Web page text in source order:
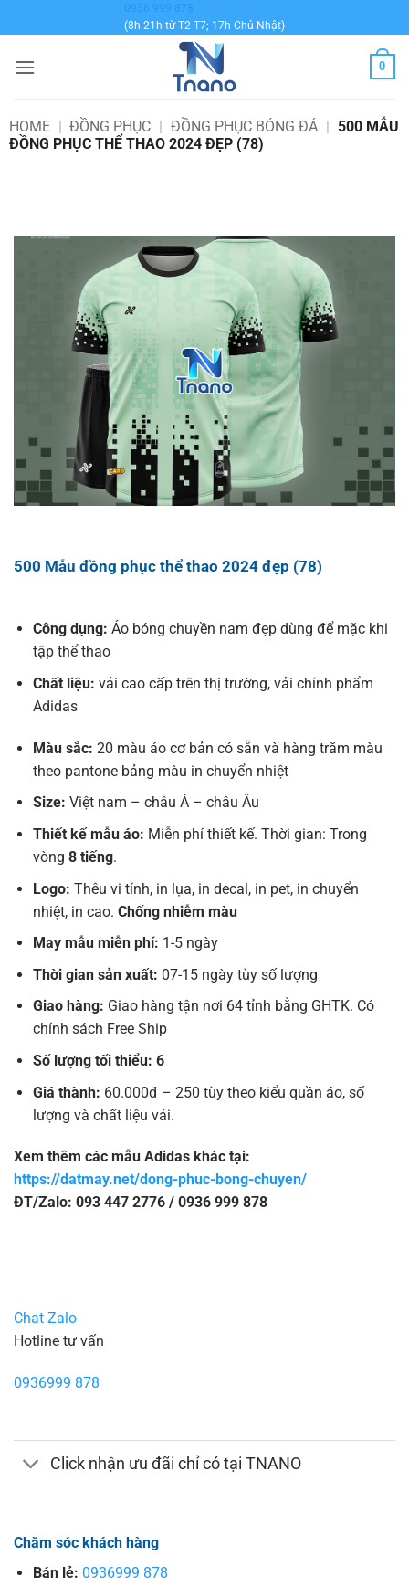
qua
dung
0936 999 878
(8h-21h từ T2-T7; 17h Chủ Nhật)
0
HOME | ĐỒNG PHỤC | ĐỒNG PHỤC BÓNG ĐÁ | 500 MẪU
ĐỒNG PHỤC THỂ THAO 2024 ĐẸP (78)
500 Mẫu đồng phục thể thao 2024 đẹp (78)
Công dụng: Áo bóng chuyền nam đẹp dùng để mặc khi
tập thể thao
Chất liệu: vải cao cấp trên thị trường, vải chính phẩm
Adidas
Màu sắc: 20 màu áo cơ bản có sẵn và hàng trăm màu
theo pantone bảng màu in chuyển nhiệt
Size: Việt nam – châu Á – châu Âu
Thiết kế mẫu áo: Miễn phí thiết kế. Thời gian: Trong
vòng 8 tiếng.
Logo: Thêu vi tính, in lụa, in decal, in pet, in chuyển
nhiệt, in cao. Chống nhiễm màu
May mẫu miễn phí: 1-5 ngày
Thời gian sản xuất: 07-15 ngày tùy số lượng
Giao hàng: Giao hàng tận nơi 64 tỉnh bằng GHTK. Có
chính sách Free Ship
Số lượng tối thiểu: 6
Giá thành: 60.000đ – 250 tùy theo kiểu quần áo, số
lượng và chất liệu vải.
Xem thêm các mẫu Adidas khác tại:
https://datmay.net/dong-phuc-bong-chuyen/
ĐT/Zalo: 093 447 2776 / 0936 999 878
Chat Zalo
Hotline tư vấn
0936999 878
Click nhận ưu đãi chỉ có tại TNANO
Chăm sóc khách hàng
Bán lẻ: 0936999 878